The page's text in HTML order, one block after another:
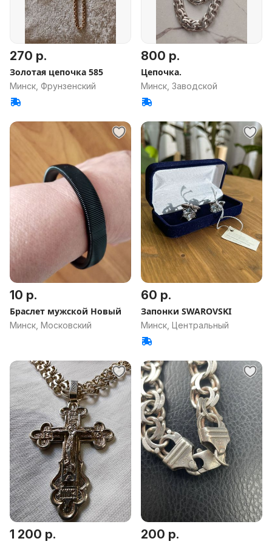
270 р.
Золотая цепочка 585
Минск, Фрунзенский
800 р.
Цепочка.
Минск, Заводской
10 р.
Браслет мужской Новый
Минск, Московский
60 р.
Запонки SWAROVSKI
Минск, Центральный
1 200 р. 200 р.